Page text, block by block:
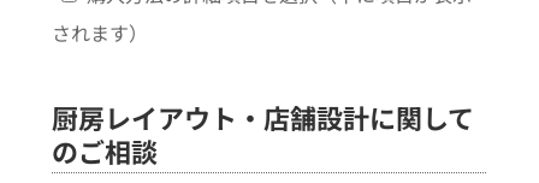
されます）
厨房レイアウト・店舗設計に関して
のご相談